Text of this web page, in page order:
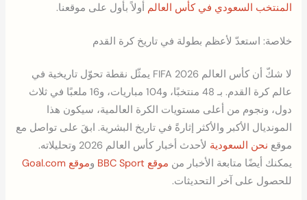
المنتخب السعودي في كأس العالم أولاً بأول على موقعنا.
خلاصة: استعدّ لأعظم بطولة في تاريخ كرة القدم
لا شكّ أن كأس العالم FIFA 2026 يمثّل نقطة تحوّل تاريخية في
عالم كرة القدم. بـ 48 منتخبًا، و104 مباريات، و16 ملعبًا في ثلاث
دول، ونجوم من أعلى مستويات الكرة العالمية، سيكون هذا
المونديال الأكبر والأكثر إثارةً في تاريخ البشرية. ابقَ على تواصل مع
موقع نحن السعودية
لأحدث أخبار كأس العالم 2026 وتحليلاته.
يمكنك أيضًا متابعة الأخبار من موقع BBC Sport وموقع Goal.com
للحصول على آخر التحديثات.